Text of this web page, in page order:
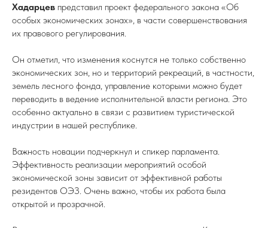
Хадарцев представил проект федерального закона «Об
особых экономических зонах», в части совершенствования
их правового регулирования.
Он отметил, что изменения коснутся не только собственно
экономических зон, но и территорий рекреаций, в частности,
земель лесного фонда, управление которыми можно будет
переводить в ведение исполнительной власти региона. Это
особенно актуально в связи с развитием туристической
индустрии в нашей республике.
Важность новации подчеркнул и спикер парламента.
Эффективность реализации мероприятий особой
экономической зоны зависит от эффективной работы
резидентов ОЭЗ. Очень важно, чтобы их работа была
открытой и прозрачной.